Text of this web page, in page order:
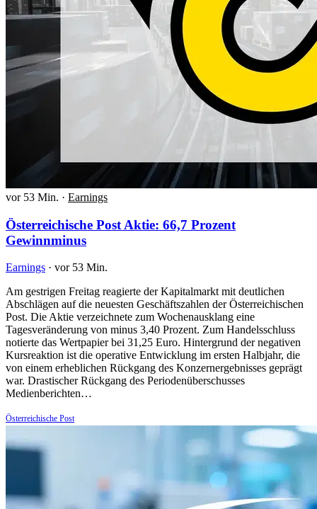
vor 53 Min. · Earnings
Österreichische Post Aktie: 66,7 Prozent
Gewinnminus
Earnings · vor 53 Min.
Am gestrigen Freitag reagierte der Kapitalmarkt mit deutlichen
Abschlägen auf die neuesten Geschäftszahlen der Österreichischen
Post. Die Aktie verzeichnete zum Wochenausklang eine
Tagesveränderung von minus 3,40 Prozent. Zum Handelsschluss
notierte das Wertpapier bei 31,25 Euro. Hintergrund der negativen
Kursreaktion ist die operative Entwicklung im ersten Halbjahr, die
von einem erheblichen Rückgang des Konzernergebnisses geprägt
war. Drastischer Rückgang des Periodenüberschusses
Medienberichten…
Österreichische Post